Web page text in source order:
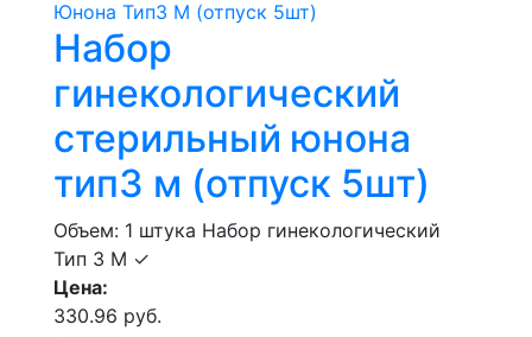
Набор
гинекологический
стерильный юнона
тип3 м (отпуск 5шт)
Объем: 1 штука Набор гинекологический
Тип 3 М ✓
Цена:
330.96 руб.